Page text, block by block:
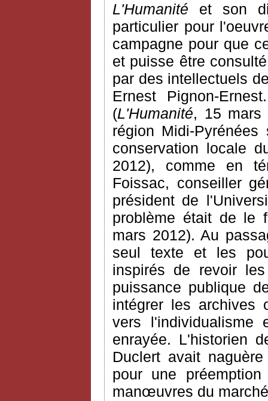
L'Humanité et son
particulier pour
campagne pour que
et puisse être
par des intellectuels
Ernest Pignon-
(L'Humanité, 15 mars
région Midi-
conservation locale
2012), comme en
Foissac, conseiller
président de
problème était de le
mars 2012). Au
seul texte et les
inspirés de revoir
puissance publique
intégrer les archives
vers l'individualisme
enrayée. L'historien
Duclert avait
pour une
manœuvres du